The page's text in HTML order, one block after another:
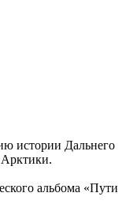
истории Дальнего
Арктики.
альбома «Пути